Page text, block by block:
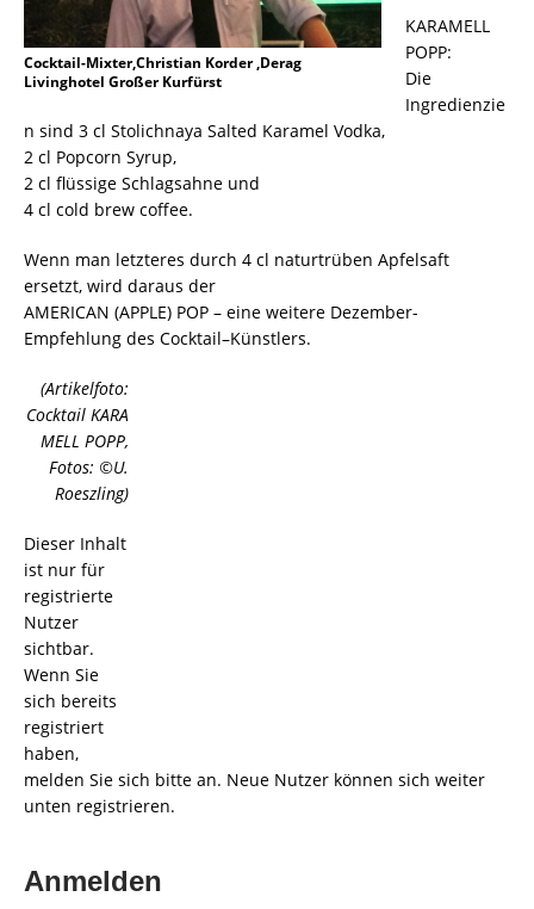
Cocktail-Mixter,Christian Korder ,Derag
Livinghotel Großer Kurfürst
KARAMELL
POPP:
Die
Ingredienzie
n sind 3 cl Stolichnaya Salted Karamel Vodka,
2 cl Popcorn Syrup,
2 cl flüssige Schlagsahne und
4 cl cold brew coffee.
Wenn man letzteres durch 4 cl naturtrüben Apfelsaft
ersetzt, wird daraus der
AMERICAN (APPLE) POP – eine weitere Dezember-
Empfehlung des Cocktail–Künstlers.
(Artikelfoto:
Cocktail KARA
MELL POPP,
Fotos: ©U.
Roeszling)
Dieser Inhalt
ist nur für
registrierte
Nutzer
sichtbar.
Wenn Sie
sich bereits
registriert
haben,
melden Sie sich bitte an. Neue Nutzer können sich weiter
unten registrieren.
Anmelden